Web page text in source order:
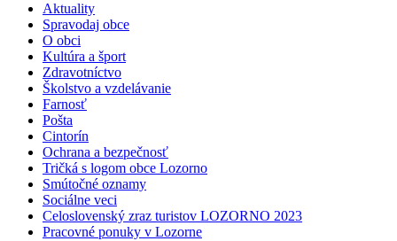
Aktuality
Spravodaj obce
O obci
Kultúra a šport
Zdravotníctvo
Školstvo a vzdelávanie
Farnosť
Pošta
Cintorín
Ochrana a bezpečnosť
Tričká s logom obce Lozorno
Smútočné oznamy
Sociálne veci
Celoslovenský zraz turistov LOZORNO 2023
Pracovné ponuky v Lozorne